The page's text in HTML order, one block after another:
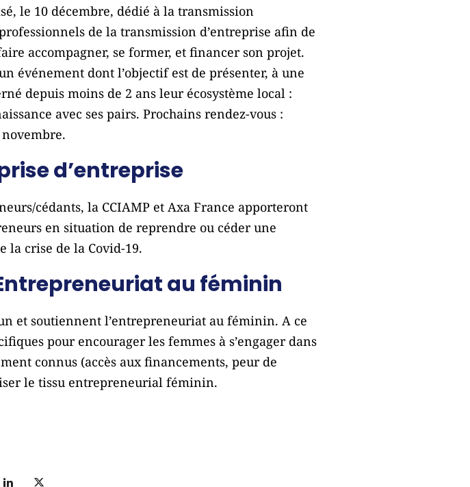
le 10 décembre, dédié à la transmission
de la transmission d’entreprise afin de
accompagner, se former, et financer son projet.
événement dont l’objectif est de présenter, à une
depuis moins de 2 ans leur écosystème local :
avec ses pairs. Prochains rendez-vous :
d’entreprise
cédants, la CCIAMP et Axa France apporteront
en situation de reprendre ou céder une
la crise de la Covid-19.
au féminin
et soutiennent l’entrepreneuriat au féminin. A ce
pour encourager les femmes à s’engager dans
connus (accès aux financements, peur de
le tissu entrepreneurial féminin.